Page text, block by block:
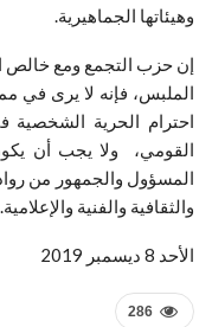
وهيئاتها الجماهيرية.
إن حزب التجمع ومع خالص
الملبس، فإنه لا يرى في
احترام الحرية
القومي، ولا يجب أن يكون
المسؤول والجمهور من
والثقافية والفنية والإعلامية.
الأحد 8 ديسمبر 2019
286